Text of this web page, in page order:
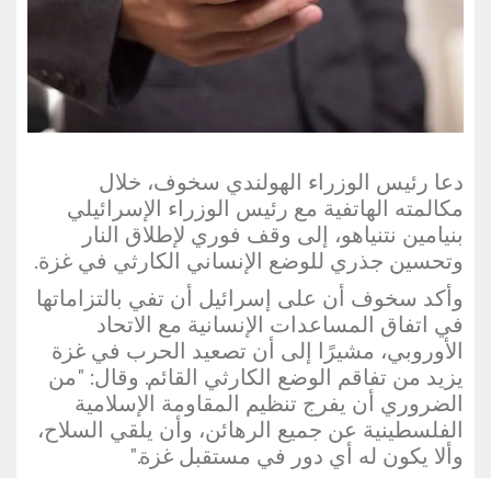
دعا رئيس الوزراء الهولندي سخوف، خلال
مكالمته الهاتفية مع رئيس الوزراء الإسرائيلي
بنيامين نتنياهو، إلى وقف فوري لإطلاق النار
وتحسين جذري للوضع الإنساني الكارثي في غزة.
وأكد سخوف أن على إسرائيل أن تفي بالتزاماتها
في اتفاق المساعدات الإنسانية مع الاتحاد
الأوروبي، مشيرًا إلى أن تصعيد الحرب في غزة
يزيد من تفاقم الوضع الكارثي القائم. وقال: "من
الضروري أن يفرج تنظيم المقاومة الإسلامية
الفلسطينية عن جميع الرهائن، وأن يلقي السلاح،
وألا يكون له أي دور في مستقبل غزة."